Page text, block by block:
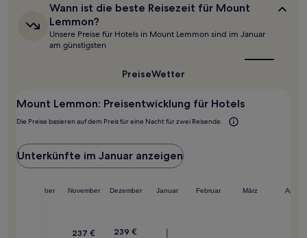
Bedingungen
gelten.
Wann
ist
die
beste
Reisezeit
Wann ist die beste Reisezeit für Mount
Lemmon?
Unsere Preise für Hotels in Mount Lemmon sind im Januar
am günstigsten
PreiseWetter
Mount Lemmon: Preisentwicklung für Hotels
Die Preise basieren auf dem Preis für eine Nacht für zwei Reisende.
Unterkünfte im Januar anzeigen
Oktober November Dezember Januar Februar März April
237 €
239 €